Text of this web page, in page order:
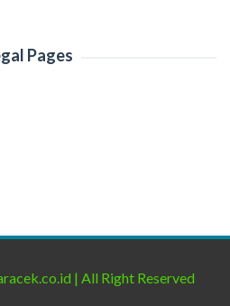
Pages
| All Right Reserved